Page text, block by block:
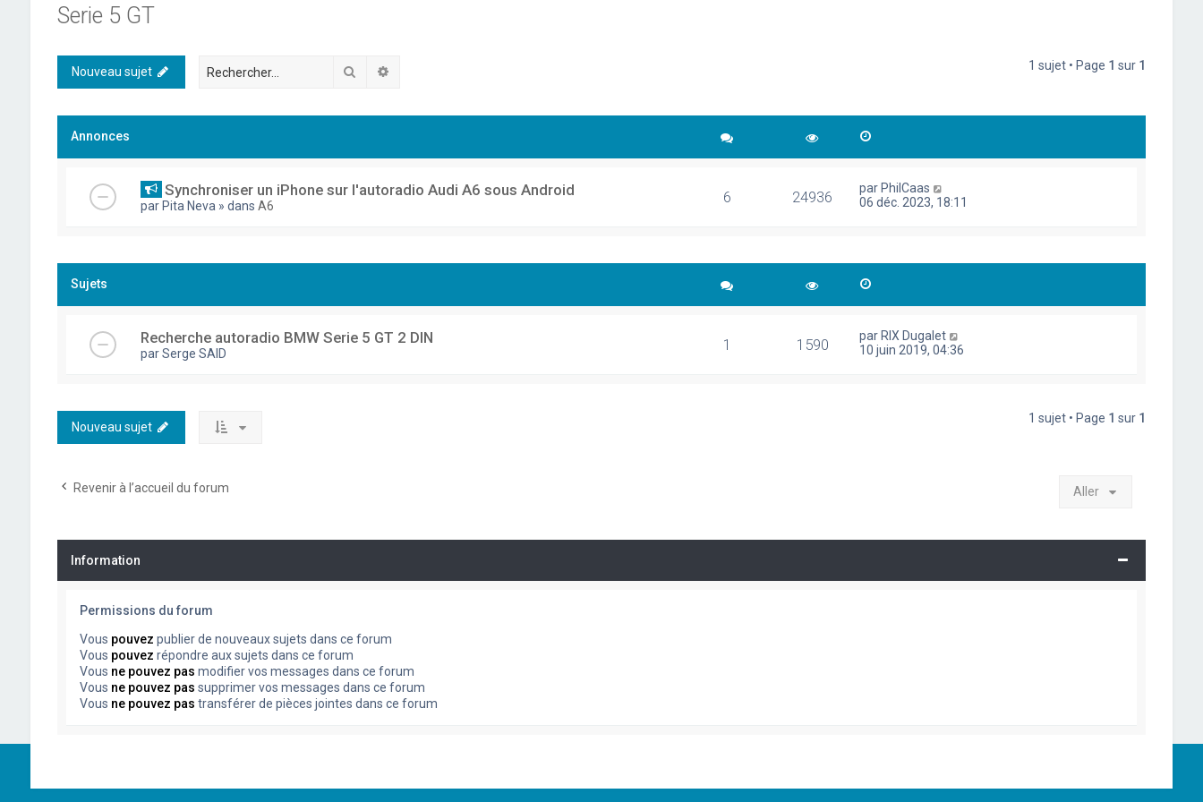
Serie 5 GT
Nouveau sujet Rechercher 1 sujet • Page 1 sur 1
Annonces
Synchroniser un iPhone sur l'autoradio Audi A6 sous Android
par Pita Neva » dans A6 6 24936 par PhilCaas
06 déc. 2023, 18:11
Sujets
Recherche autoradio BMW Serie 5 GT 2 DIN
parSerge SAID 1 1590 par RIX Dugalet
10 juin 2019, 04:36
Nouveau sujet
1 sujet • Page 1 sur 1
Revenir à l’accueil du forum Aller
Information
Permissions du forum
Vous pouvez publier de nouveaux sujets dans ce forum
Vous pouvez répondre aux sujets dans ce forum
Vous ne pouvez pas modifier vos messages dans ce forum
Vous ne pouvez pas supprimer vos messages dans ce forum
Vous ne pouvez pas transférer de pièces jointes dans ce forum